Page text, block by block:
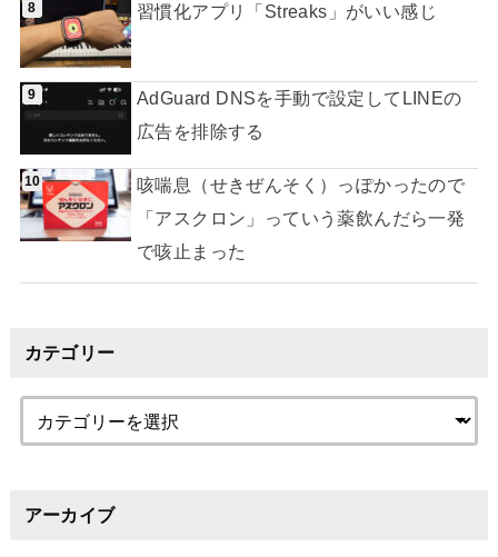
習慣化アプリ「Streaks」がいい感じ
AdGuard DNSを手動で設定してLINEの
広告を排除する
咳喘息（せきぜんそく）っぽかったので
「アスクロン」っていう薬飲んだら一発
で咳止まった
カテゴリー
アーカイブ